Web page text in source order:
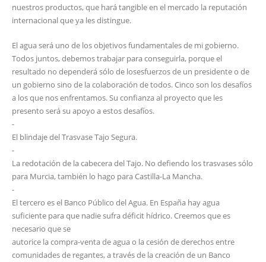
nuestros productos, que hará tangible en el mercado la reputación
internacional que ya les distingue.
El agua será uno de los objetivos fundamentales de mi gobierno.
Todos juntos, debemos trabajar para conseguirla, porque el
resultado no dependerá sólo de losesfuerzos de un presidente o de
un gobierno sino de la colaboración de todos. Cinco son los desafíos
a los que nos enfrentamos. Su confianza al proyecto que les
presento será su apoyo a estos desafíos.
-
El blindaje del Trasvase Tajo Segura.
-
La redotación de la cabecera del Tajo. No defiendo los trasvases sólo
para Murcia, también lo hago para Castilla-La Mancha.
-
El tercero es el Banco Público del Agua. En España hay agua
suficiente para que nadie sufra déficit hídrico. Creemos que es
necesario que se
autorice la compra-venta de agua o la cesión de derechos entre
comunidades de regantes, a través de la creación de un Banco